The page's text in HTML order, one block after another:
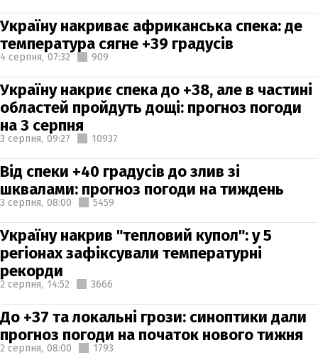
Україну накриває африканська спека: де
температура сягне +39 градусів
4 серпня, 07:32 909
Україну накриє спека до +38, але в частині
областей пройдуть дощі: прогноз погоди
на 3 серпня
3 серпня, 09:27 10937
Від спеки +40 градусів до злив зі
шквалами: прогноз погоди на тиждень
3 серпня, 08:00 5459
Україну накрив "тепловий купол": у 5
регіонах зафіксували температурні
рекорди
2 серпня, 14:52 3666
До +37 та локальні грози: синоптики дали
прогноз погоди на початок нового тижня
2 серпня, 08:00 1793